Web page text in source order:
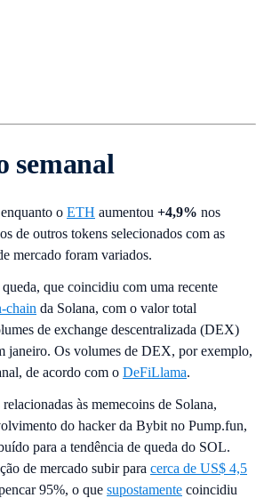
semanal
enquanto o ETH aumentou +4,9% nos
de outros tokens selecionados com as
mercado foram variados.
que coincidiu com uma recente
chain da Solana, com o valor total
de exchange descentralizada (DEX)
janeiro. Os volumes de DEX, por exemplo,
de acordo com o DeFiLlama.
às memecoins de Solana,
do hacker da Bybit no Pump.fun,
para a tendência de queda do SOL.
de mercado subir para cerca de US$ 4,5
95%, o que supostamente coincidiu